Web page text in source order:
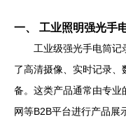
一、 工业照明强光手
工业级强光手电筒
了高清摄像、实时记录
备。这类产品通常由专
网等B2B平台进行产品展